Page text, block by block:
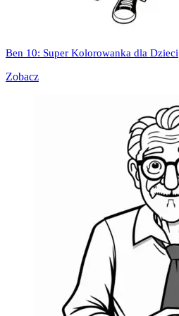
Ben 10: Super Kolorowanka dla Dzieci
Zobacz